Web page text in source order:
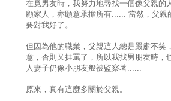
在覓男友時，我努力地尋找一個像父親的
顧家人，亦願意承擔所有...... 當然，父
要對我好了。
但因為他的職業，父親這人總是嚴肅不笑
意，否則又捱罵了，所以我找男朋友時，
人妻子仍像小朋友般被監察著......
原來，真有這麼多關於父親。